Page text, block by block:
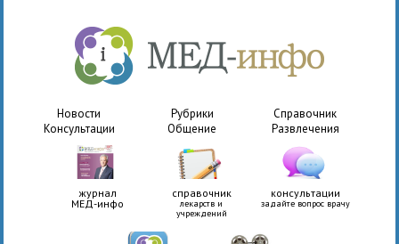
Новости Рубрики
Справочник
Консультации
Общение Развлечения
журнал
МЕД-инфо
справочник
лекарств и
учреждений
консультации
задайте вопрос врачу